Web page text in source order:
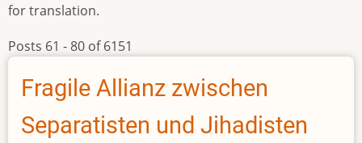
for translation.
Posts 61 - 80 of 6151
Fragile Allianz zwischen
Separatisten und Jihadisten